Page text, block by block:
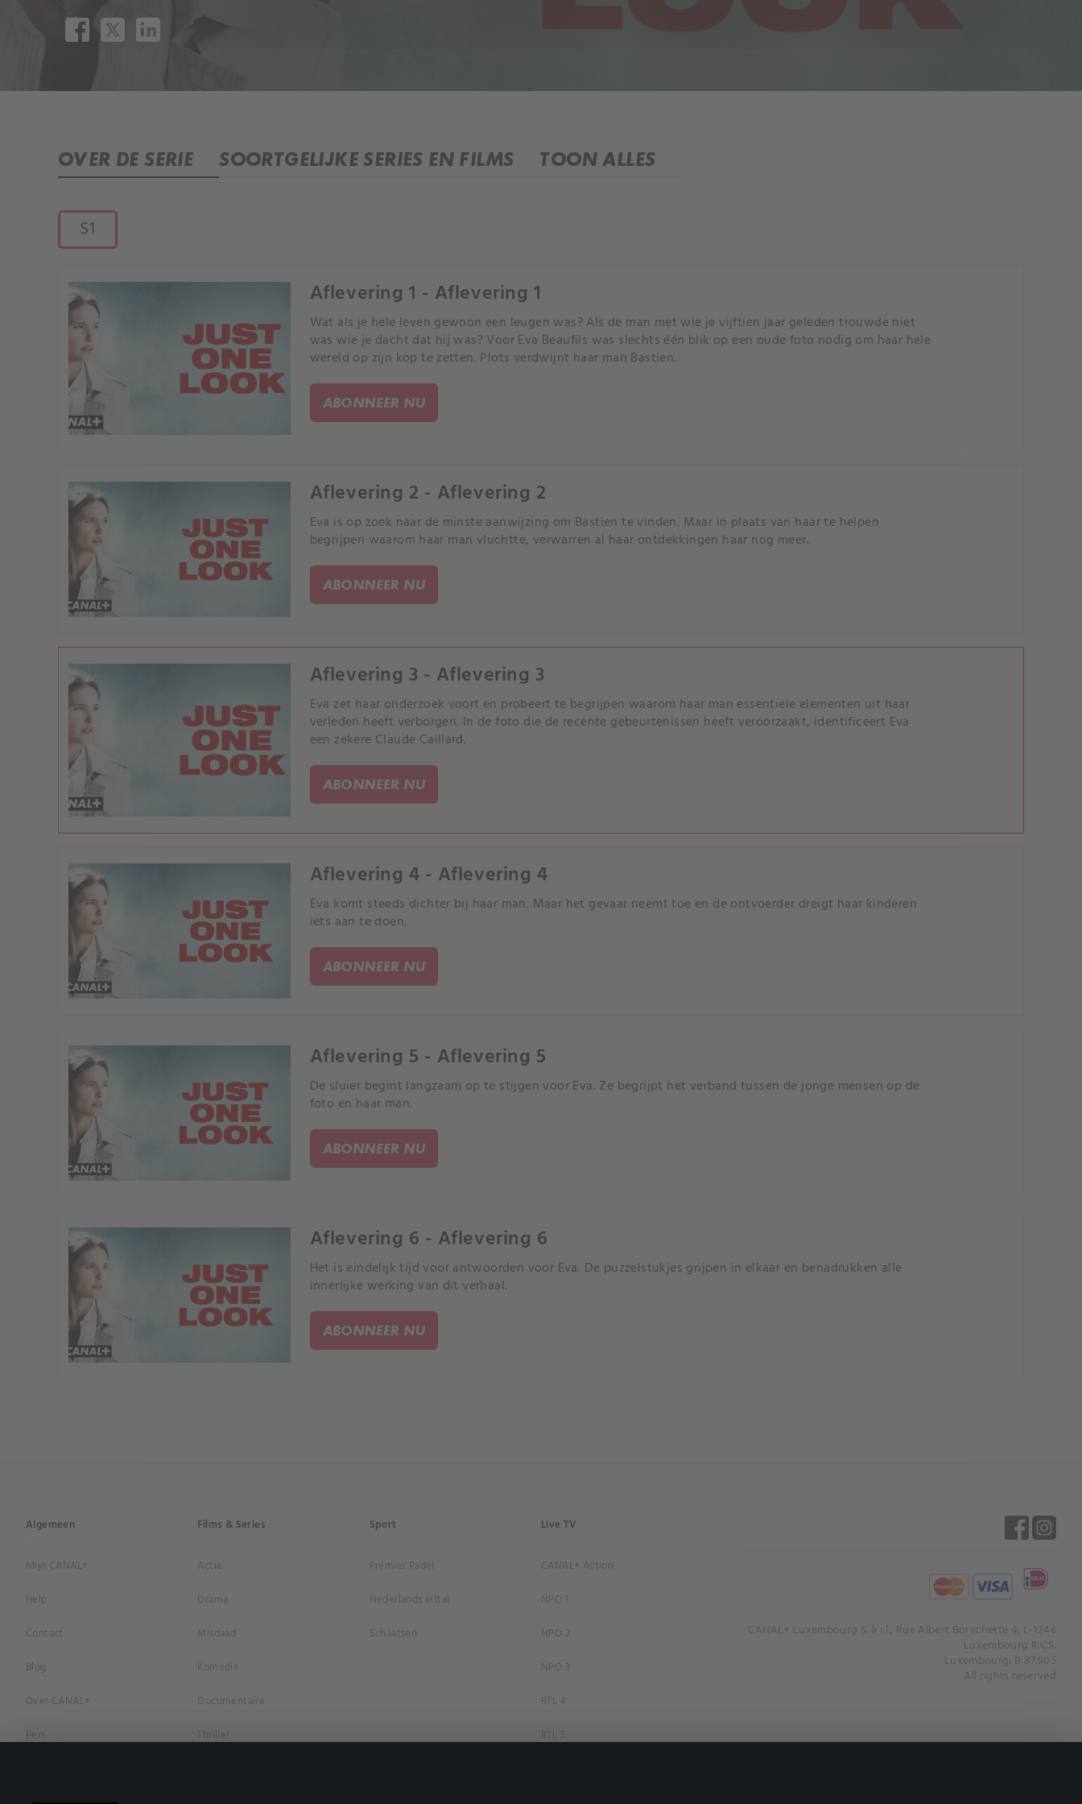
OVER DE SERIE SOORTGELIJKE SERIES EN FILMS TOON ALLES
S1
Aflevering 1 - Aflevering 1
Wat als je hele leven gewoon een leugen was? Als de man met wie je vijftien jaar geleden trouwde niet
was wie je dacht dat hij was? Voor Eva Beaufils was slechts één blik op een oude foto nodig om haar hele
wereld op zijn kop te zetten. Plots verdwijnt haar man Bastien.
ABONNEER NU
Aflevering 2 - Aflevering 2
Eva is op zoek naar de minste aanwijzing om Bastien te vinden. Maar in plaats van haar te helpen
begrijpen waarom haar man vluchtte, verwarren al haar ontdekkingen haar nog meer.
ABONNEER NU
Aflevering 3 - Aflevering 3
Eva zet haar onderzoek voort en probeert te begrijpen waarom haar man essentiële elementen uit haar
verleden heeft verborgen. In de foto die de recente gebeurtenissen heeft veroorzaakt, identificeert Eva
een zekere Claude Caillard.
ABONNEER NU
Aflevering 4 - Aflevering 4
Eva komt steeds dichter bij haar man. Maar het gevaar neemt toe en de ontvoerder dreigt haar kinderen
iets aan te doen.
ABONNEER NU
Aflevering 5 - Aflevering 5
De sluier begint langzaam op te stijgen voor Eva. Ze begrijpt het verband tussen de jonge mensen op de
foto en haar man.
ABONNEER NU
Aflevering 6 - Aflevering 6
Het is eindelijk tijd voor antwoorden voor Eva. De puzzelstukjes grijpen in elkaar en benadrukken alle
innerlijke werking van dit verhaal.
ABONNEER NU
Algemeen
Mijn CANAL+
Help
Contact
Blog
Over CANAL+
Pers
Films & Series
Actie
Drama
Misdaad
Komedie
Documentaire
Thriller
Sport
Premier Padel
Nederlands elftal
Schaatsen
Live TV
CANAL+ Action
NPO 1
NPO 2
NPO 3
RTL 4
RTL 5
CANAL+ Luxembourg S. à r.l., Rue Albert Borschette 4, L-1246
Luxembourg R.C.S.
Luxembourg: B 87.905
All rights reserved